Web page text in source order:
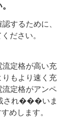
するために、
ださい。
定格が高い充
もより速く充
定格がアンペ
され���いま
めします。